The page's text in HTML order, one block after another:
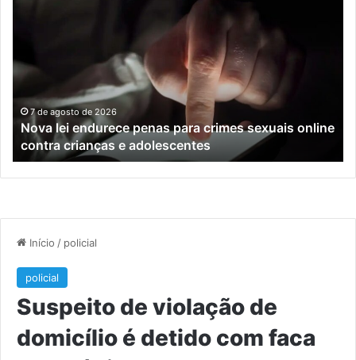
para
crimes
sexuais
online
contra
crianças
e
adolescentes
7 de agosto de 2026
Nova lei endurece penas para crimes sexuais online
contra crianças e adolescentes